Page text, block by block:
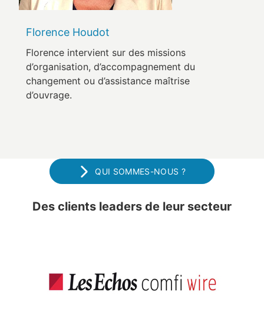
Florence Houdot
Florence intervient sur des missions
d’organisation, d’accompagnement du
changement ou d’assistance maîtrise
d’ouvrage.
QUI SOMMES-NOUS ?
Des clients leaders de leur secteur